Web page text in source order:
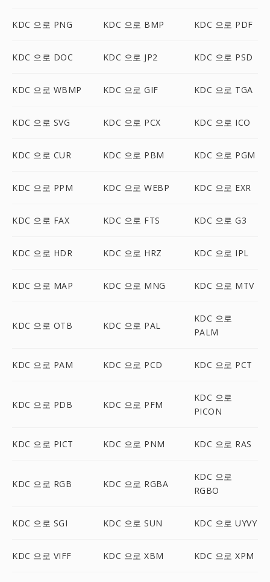
KDC 으로 PNG KDC 으로 BMP KDC 으로 PDF
KDC 으로 DOC KDC 으로 JP2 KDC 으로 PSD
KDC 으로 WBMP KDC 으로 GIF KDC 으로 TGA
KDC 으로 SVG KDC 으로 PCX KDC 으로 ICO
KDC 으로 CUR KDC 으로 PBM KDC 으로 PGM
KDC 으로 PPM KDC 으로 WEBP KDC 으로 EXR
KDC 으로 FAX KDC 으로 FTS KDC 으로 G3
KDC 으로 HDR KDC 으로 HRZ KDC 으로 IPL
KDC 으로 MAP KDC 으로 MNG KDC 으로 MTV
KDC 으로 OTB KDC 으로 PAL
KDC 으로
PALM
KDC 으로 PAM KDC 으로 PCD KDC 으로 PCT
KDC 으로 PDB KDC 으로 PFM
KDC 으로
PICON
KDC 으로 PICT KDC 으로 PNM KDC 으로 RAS
KDC 으로 RGB KDC 으로 RGBA
KDC 으로
RGBO
KDC 으로 SGI KDC 으로 SUN KDC 으로 UYVY
KDC 으로 VIFF KDC 으로 XBM KDC 으로 XPM